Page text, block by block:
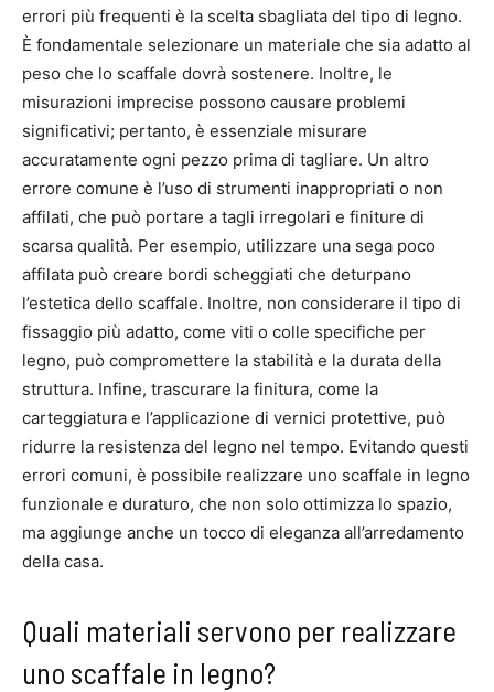
errori più frequenti è la scelta sbagliata del tipo di legno.
È fondamentale selezionare un materiale che sia adatto al
peso che lo scaffale dovrà sostenere. Inoltre, le
misurazioni imprecise possono causare problemi
significativi; pertanto, è essenziale misurare
accuratamente ogni pezzo prima di tagliare. Un altro
errore comune è l’uso di strumenti inappropriati o non
affilati, che può portare a tagli irregolari e finiture di
scarsa qualità. Per esempio, utilizzare una sega poco
affilata può creare bordi scheggiati che deturpano
l’estetica dello scaffale. Inoltre, non considerare il tipo di
fissaggio più adatto, come viti o colle specifiche per
legno, può compromettere la stabilità e la durata della
struttura. Infine, trascurare la finitura, come la
carteggiatura e l’applicazione di vernici protettive, può
ridurre la resistenza del legno nel tempo. Evitando questi
errori comuni, è possibile realizzare uno scaffale in legno
funzionale e duraturo, che non solo ottimizza lo spazio,
ma aggiunge anche un tocco di eleganza all’arredamento
della casa.
Quali materiali servono per realizzare
uno scaffale in legno?